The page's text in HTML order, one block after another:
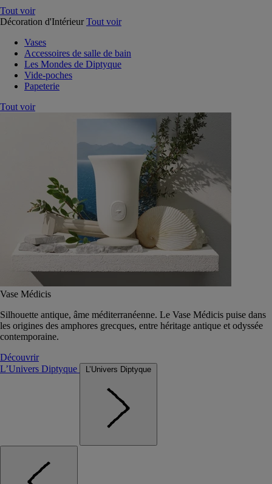
Tout voir
Décoration d'Intérieur Tout voir
Vases
Accessoires de salle de bain
Les Mondes de Diptyque
Vide-poches
Papeterie
Tout voir
Vase Médicis
Silhouette antique, âme méditerranéenne. Le Vase Médicis puise dans
les origines des amphores grecques, entre héritage antique et odyssée
contemporaine.
Découvrir
L’Univers Diptyque
L’Univers Diptyque